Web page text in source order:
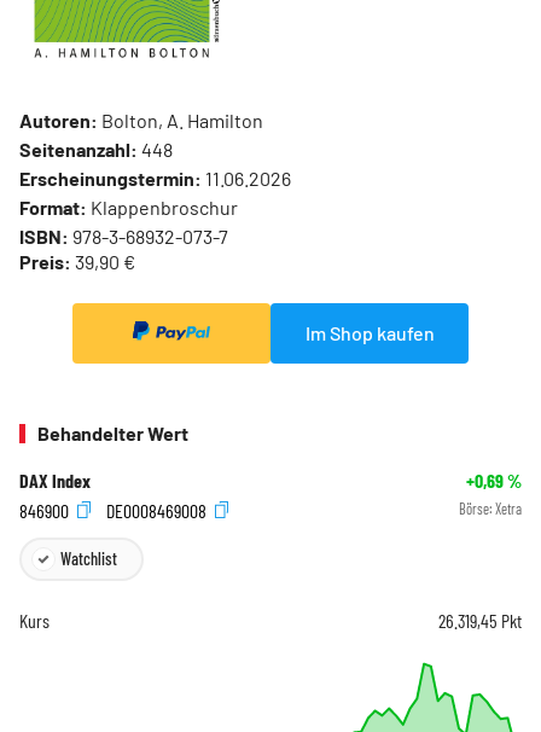
Autoren: Bolton, A. Hamilton
Seitenanzahl: 448
Erscheinungstermin: 11.06.2026
Format: Klappenbroschur
ISBN: 978-3-68932-073-7
Preis: 39,90 €
Im Shop kaufen
Behandelter Wert
DAX Index +0,69%
846900
DE0008469008 Börse: Xetra
Watchlist
Kurs 26.319,45 Pkt